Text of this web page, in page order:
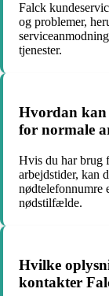
Falck
og problemer,
tjenester.
Hvordan kan
for normale
Hvis du har brug
arbejdstider, kan
nødtelefonnumre
nødstilfælde.
Hvilke
kontakter